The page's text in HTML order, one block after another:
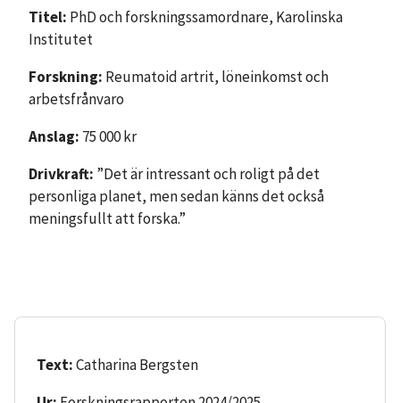
Titel: PhD och forskningssamordnare, Karolinska
Institutet
Forskning: Reumatoid artrit, löneinkomst och
arbetsfrånvaro
Anslag: 75 000 kr
Drivkraft: ”Det är intressant och roligt på det
personliga planet, men sedan känns det också
meningsfullt att forska.”
Text:Catharina Bergsten